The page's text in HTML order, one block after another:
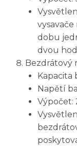
dobu
dvou
Bezdrátový
Kapacita
Napětí
Výpočet: